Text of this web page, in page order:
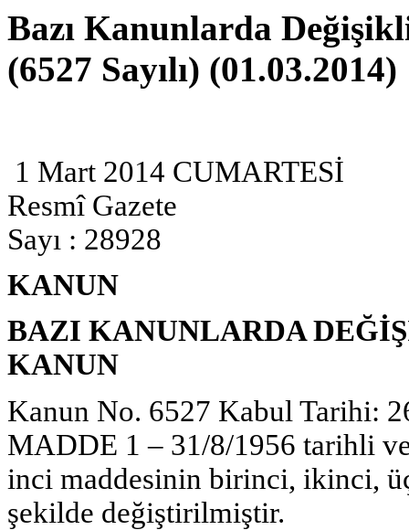
Bazı Kanunlarda
(6527 Sayılı) (01.03.2014)
1 Mart 2014 CUMARTESİ
Resmî Gazete
Sayı : 28928
KANUN
BAZI KANUNLARDA
KANUN
Kanun No. 6527 Kabul Tarihi:
MADDE 1 – 31/8/1956 tarihli
inci maddesinin birinci, ikinci,
şekilde değiştirilmiştir.